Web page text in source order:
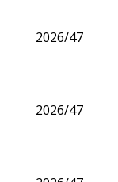
2026/47
2026/47